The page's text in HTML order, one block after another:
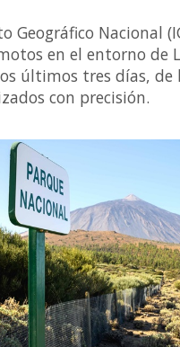
Geográfico Nacional
en el entorno de
últimos tres días, de
con precisión.